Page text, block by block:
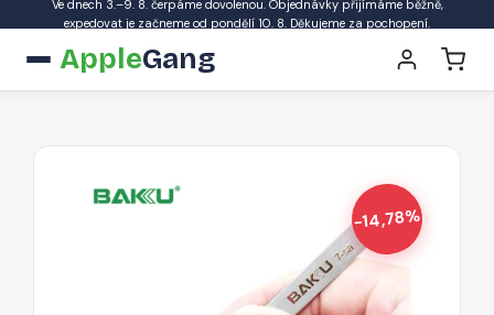
Ve dnech 3.–9. 8. čerpáme dovolenou. Objednávky přijímáme běžně,
expedovat je začneme od pondělí 10. 8. Děkujeme za pochopení.
AppleGang
-14,78%